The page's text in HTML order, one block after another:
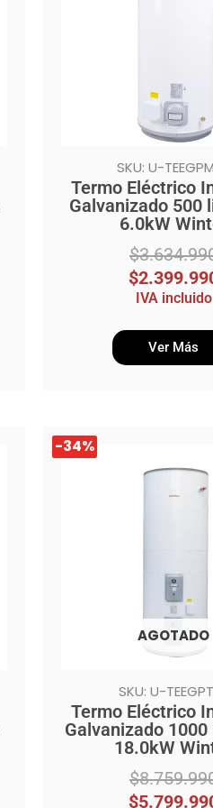
SKU: U-
Termo Eléctrico
Galvanizado 500
6.0kW
$
$
IVA incluido
Ver Más
-34%
-34%
AGOTADO
SKU: U-
Termo Eléctrico
Galvanizado
18.0kW
$
El
precio
$
El
precio